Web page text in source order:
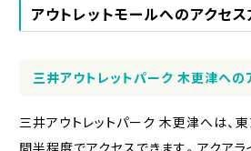
アウトレットモールへのアクセ
三井アウトレットパーク 木更津への
三井アウトレットパーク 木更津へは、
間半程度でアクセスできます。アクアラ